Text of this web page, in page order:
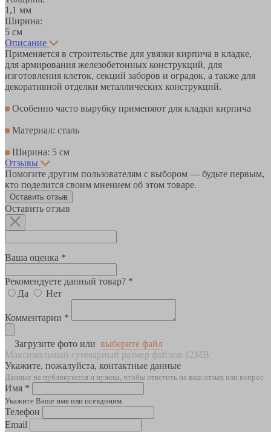
1,1 мм
Ширина:
5 см
Описание
Применяется в строительстве для увязки кирпича в кладке,
для армирования железобетонных конструкций, для
изготовления клеток, секций заборов и оградок, а также для
декоративной отделки металлических конструкций.
Особенно часто вырубку применяют для кладки кирпича
Материал: сталь
Ширина: 5 см
Отзывы
Помогите другим пользователям с выбором — будьте первым,
кто поделится своим мнением об этом товаре.
Оставить отзыв
Оставить отзыв
Ваша оценка *
Рекомендуете данный товар? *
Да
Нет
Комментарии *
Загрузите фото или выберите файл
Максимальный суммарный размер файлов 12MB
Укажите, пожалуйста, контактные данные
Данные не публикуются и нужны, чтобы ответить на ваш отзыв или вопрос
Имя *
Укажите Ваше имя или псевдоним
Телефон
Email